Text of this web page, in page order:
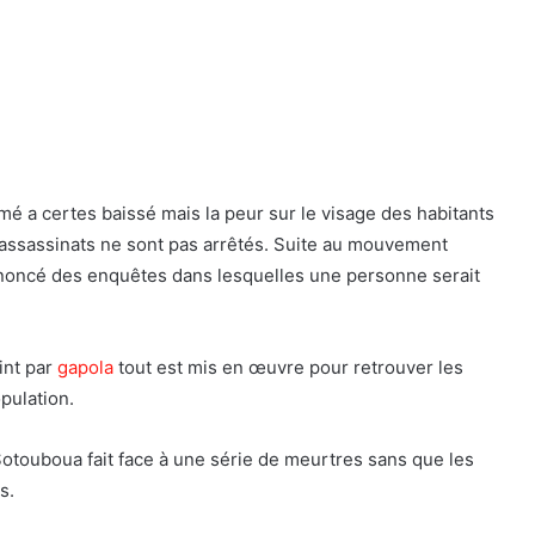
a certes baissé mais la peur sur le visage des habitants
ne sont pas arrêtés. Suite au mouvement
des enquêtes dans lesquelles une personne serait
par gapola tout est mis en œuvre pour retrouver les
fait face à une série de meurtres sans que les